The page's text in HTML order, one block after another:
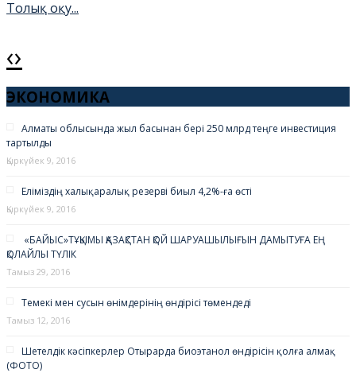
Толық оқу...
Амантай қажы жас
бойжеткенді тоқалдыққа
алды (фото)
Толық оқу...
‹›
ЭКОНОМИКА
Алматы облысында жыл басынан бері 250 млрд теңге инвестиция
тартылды
Қыркүйек 9, 2016
Еліміздің халықаралық резервi биыл 4,2%-ға өстi
Қыркүйек 9, 2016
«БАЙЫС»ТҰҚЫМЫ ҚАЗАҚСТАН ҚОЙ ШАРУАШЫЛЫҒЫН ДАМЫТУҒА ЕҢ
ҚОЛАЙЛЫ ТҮЛІК
Тамыз 29, 2016
Темекі мен сусын өнімдерінің өндірісі төмендеді
Тамыз 12, 2016
Шетелдік кәсіпкерлер Отырарда биоэтанол өндірісін қолға алмақ
(ФОТО)